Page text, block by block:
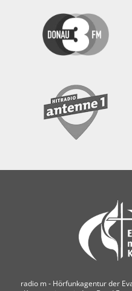
radio m ‐ Hörfunkagentur der